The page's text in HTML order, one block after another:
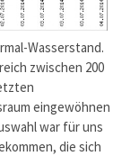
Wasserstand.
zwischen 200
eingewöhnen
war für uns
die sich